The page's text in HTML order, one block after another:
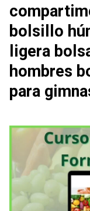
bolsillo
ligera
hombres
para